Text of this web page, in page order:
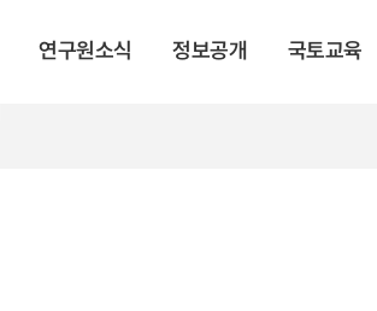
연구원소식 정보공개 국토교육